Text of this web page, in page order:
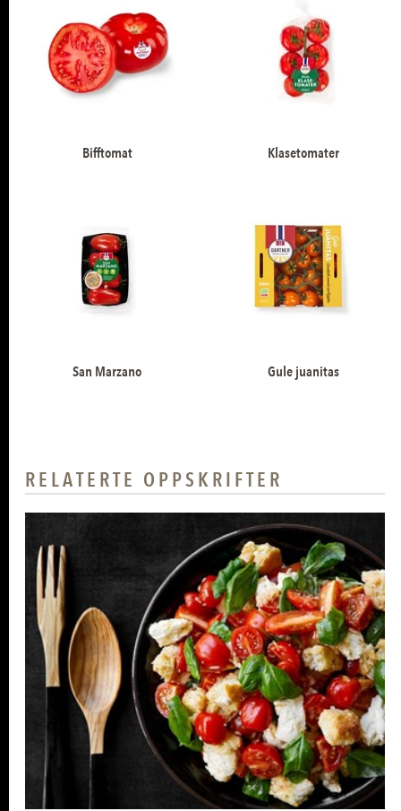
Bifftomat Klasetomater
San Marzano Gule juanitas
RELATERTE OPPSKRIFTER